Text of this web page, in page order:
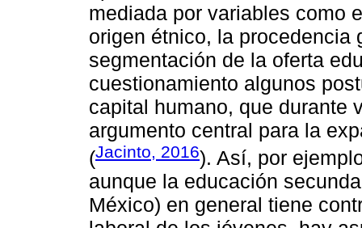
mediada por variables como
origen étnico, la
segmentación de la oferta
cuestionamiento algunos
capital humano, que durante
argumento central para la
(Jacinto, 2016). Así, por
aunque la educación
México) en general tiene